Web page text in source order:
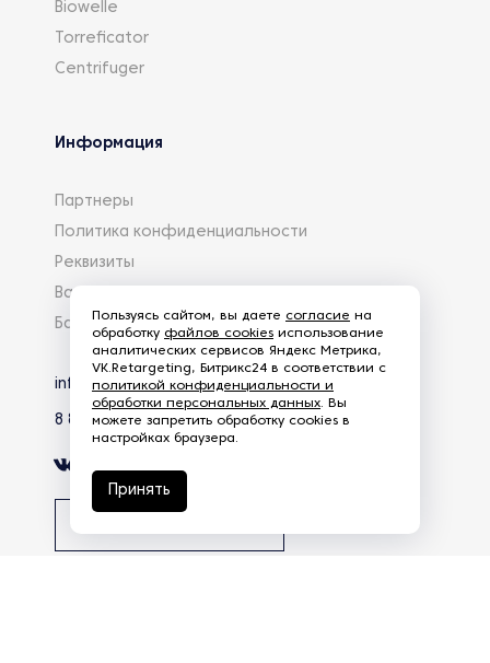
Biowelle
Torreficator
Centrifuger
Информация
Партнеры
Политика конфиденциальности
Реквизиты
Вакансии
База знаний
info@eg-mail.ru
8 800 600 59 18
Пользуясь сайтом, вы даете согласие на
обработку файлов cookies использование
аналитических сервисов Яндекс Метрика,
VK.Retargeting, Битрикс24 в соответствии с
политикой конфиденциальности и
обработки персональных данных. Вы
можете запретить обработку cookies в
настройках браузера.
Принять